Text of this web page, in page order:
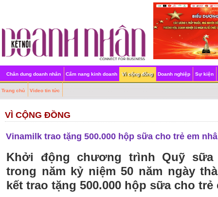
Chân dung doanh nhân Cẩm nang kinh doanh Vì cộng đồng Doanh nghiệp Sự kiện
Trang chủ Video tin tức
VÌ CỘNG ĐỒNG
Vinamilk trao tặng 500.000 hộp sữa cho trẻ em
Khởi động chương trình Quỹ sữa
trong năm kỷ niệm 50 năm ngày
kết trao tặng 500.000 hộp sữa cho